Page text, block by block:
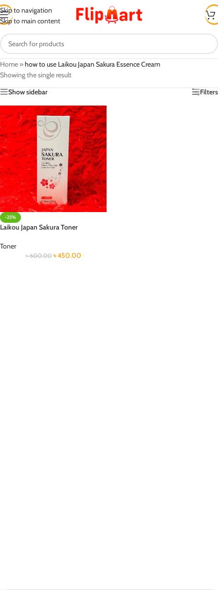
Skip to navigation
Skip to main content
Home »how to use Laikou Japan Sakura Essence Cream
Showing the single result
Show sidebar
Filters
-25%
Laikou Japan Sakura Toner
Toner
৳600.00 ৳450.00